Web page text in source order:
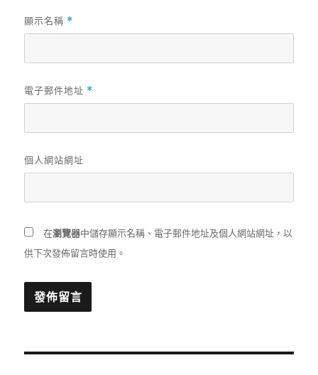
顯示名稱 *
電子郵件地址 *
個人網站網址
在瀏覽器中儲存顯示名稱、電子郵件地址及個人網站網址，以
供下次發佈留言時使用。